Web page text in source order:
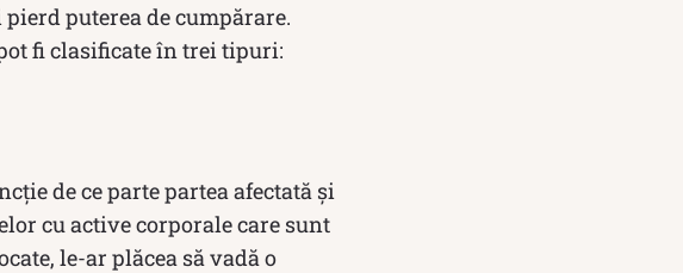
puterea de cumpărare.
fi clasificate în trei tipuri:
de ce parte partea afectată și
cu active corporale care sunt
le-ar plăcea să vadă o